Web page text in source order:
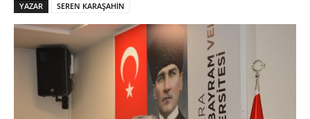
YAZAR SEREN KARAŞAHİN